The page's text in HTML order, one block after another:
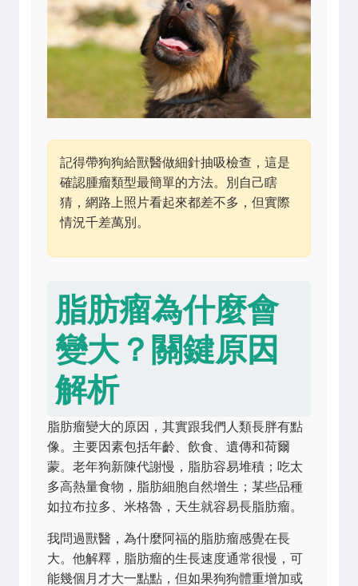
記得帶狗狗給獸醫做細針抽吸檢查，這是
確認腫瘤類型最簡單的方法。別自己瞎
猜，網路上照片看起來都差不多，但實際
情況千差萬別。
脂肪瘤為什麼會
變大？關鍵原因
解析
脂肪瘤變大的原因，其實跟我們人類長胖有點
像。主要因素包括年齡、飲食、遺傳和荷爾
蒙。老年狗新陳代謝慢，脂肪容易堆積；吃太
多高熱量食物，脂肪細胞自然增生；某些品種
如拉布拉多、米格魯，天生就容易長脂肪瘤。
我問過獸醫，為什麼阿福的脂肪瘤感覺在長
大。他解釋，脂肪瘤的生長速度通常很慢，可
能幾個月才大一點點，但如果狗狗體重增加或